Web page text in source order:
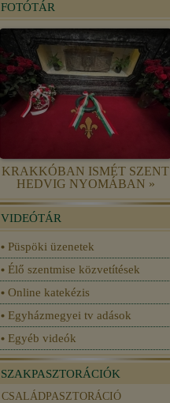
FOTÓTÁR
KRAKKÓBAN ISMÉT SZENT
HEDVIG NYOMÁBAN »
VIDEÓTÁR
Püspöki üzenetek
Élő szentmise közvetítések
Online katekézis
Egyházmegyei tv adások
Egyéb videók
SZAKPASZTORÁCIÓK
CSALÁDPASZTORÁCIÓ